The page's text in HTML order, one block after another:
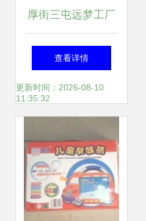
厚街三屯远梦工厂
店 一站式床品与早
教机选购指南
查看详情
更新时间：2026-08-10
11:35:32